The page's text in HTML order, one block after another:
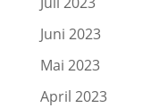
Juni 2023
Mai 2023
April 2023